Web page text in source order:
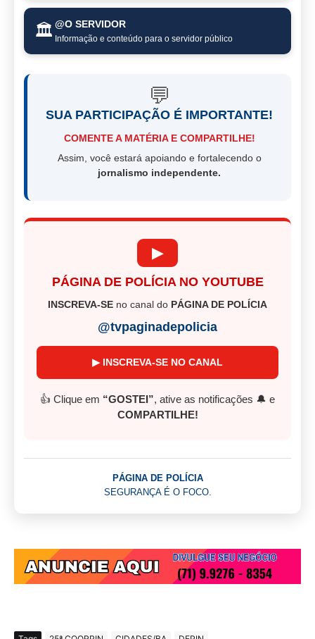
🏛️ @O SERVIDOR
Informação e conteúdo para o servidor público
💬
SUA PARTICIPAÇÃO É IMPORTANTE!
COMENTE A MATÉRIA E COMPARTILHE!
Assim, você estará apoiando e fortalecendo o
jornalismo independente.
▶
PÁGINA DE POLÍCIA NO YOUTUBE
INSCREVA-SE no canal do PÁGINA DE POLÍCIA
@tvpaginadepolicia
▶ INSCREVA-SE NO CANAL
👍 Clique em “GOSTEI”, ative as notificações 🔔 e
COMPARTILHE!
PÁGINA DE POLÍCIA
SEGURANÇA É O FOCO.